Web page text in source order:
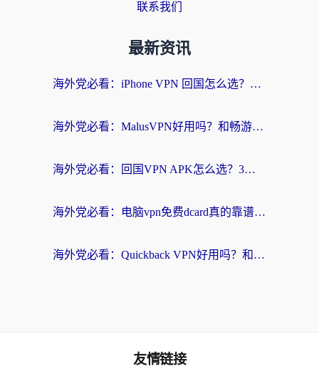
联系我们
最新资讯
海外党必看：iPhone VPN 回国怎么选？一篇搞定无缝访问国内资源
海外党必看：MalusVPN好用吗？和畅游VPN对比哪个回国效果更好？附穿梭飞鱼神龟真实体验
海外党必看：回国VPN APK怎么选？3步教你无缝刷国内剧玩国服
海外党必看：电脑vpn免费dcard真的靠谱吗？教你选对回国加速器无缝访问国内资源
海外党必看：Quickback VPN好用吗？和小黑牛VPN对比哪个回国效果更好？附真实体验+避坑指南
友情链接